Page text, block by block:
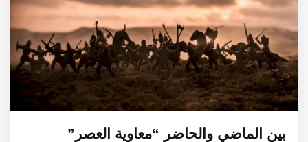
بين الماضي والحاضر “معاوية العصر”